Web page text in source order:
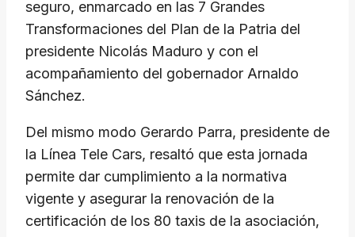
seguro, enmarcado en las 7 Grandes
Transformaciones del Plan de la Patria del
presidente Nicolás Maduro y con el
acompañamiento del gobernador Arnaldo
Sánchez.
Del mismo modo Gerardo Parra, presidente de
la Línea Tele Cars, resaltó que esta jornada
permite dar cumplimiento a la normativa
vigente y asegurar la renovación de la
certificación de los 80 taxis de la asociación,